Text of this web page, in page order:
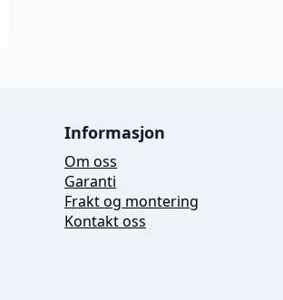
Informasjon
Om oss
Garanti
Frakt og montering
Kontakt oss